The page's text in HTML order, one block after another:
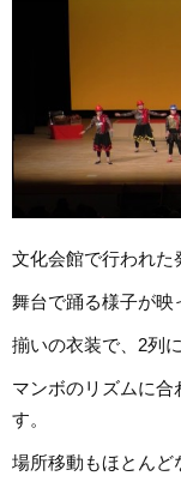
文化会館で行われた
舞台で踊る様子が映
揃いの衣装で、2列
マンボのリズムに
す。
場所移動もほとんど